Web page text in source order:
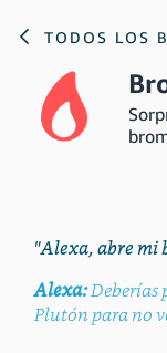
TODOS LOS
"Alexa, abre mi
Alexa:Deberías
Plutón para no